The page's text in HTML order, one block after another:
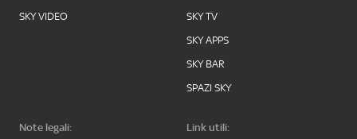
SKY VIDEO
SKY TV
SKY APPS
SKY BAR
SPAZI SKY
Note legali:
Link utili: